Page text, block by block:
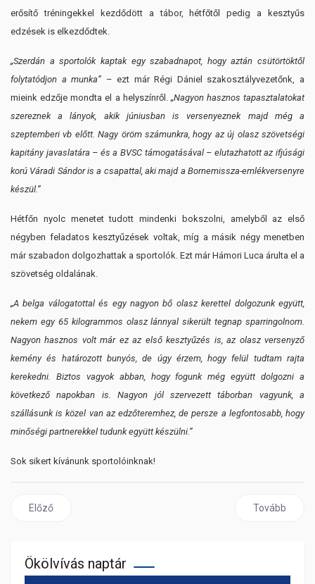
erősítő tréningekkel kezdődött a tábor, hétfőtől pedig a kesztyűs
edzések is elkezdődtek.
„Szerdán a sportolók kaptak egy szabadnapot, hogy aztán csütörtöktől
folytatódjon a munka” – ezt már Régi Dániel szakosztályvezetőnk, a
mieink edzője mondta el a helyszínről. „Nagyon hasznos tapasztalatokat
szereznek a lányok, akik júniusban is versenyeznek majd még a
szeptemberi vb előtt. Nagy öröm számunkra, hogy az új olasz szövetségi
kapitány javaslatára – és a BVSC támogatásával – elutazhatott az ifjúsági
korú Váradi Sándor is a csapattal, aki majd a Bornemissza-emlékversenyre
készül.”
Hétfőn nyolc menetet tudott mindenki bokszolni, amelyből az első
négyben feladatos kesztyűzések voltak, míg a másik négy menetben
már szabadon dolgozhattak a sportolók. Ezt már Hámori Luca árulta el a
szövetség oldalának.
„A belga válogatottal és egy nagyon bő olasz kerettel dolgozunk együtt,
nekem egy 65 kilogrammos olasz lánnyal sikerült tegnap sparringolnom.
Nagyon hasznos volt már ez az első kesztyűzés is, az olasz versenyző
kemény és határozott bunyós, de úgy érzem, hogy felül tudtam rajta
kerekedni. Biztos vagyok abban, hogy fogunk még együtt dolgozni a
következő napokban is. Nagyon jól szervezett táborban vagyunk, a
szállásunk is közel van az edzőteremhez, de persze a legfontosabb, hogy
minőségi partnerekkel tudunk együtt készülni.”
Sok sikert kívánunk sportolóinknak!
Előző cikk: Hámori Luca értékes ezüstérmet szerzett
Előző Következő
Tovább
Ökölvívás naptár